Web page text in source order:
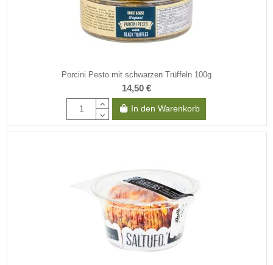
Porcini Pesto mit schwarzen Trüffeln 100g
14,50 €
In den Warenkorb